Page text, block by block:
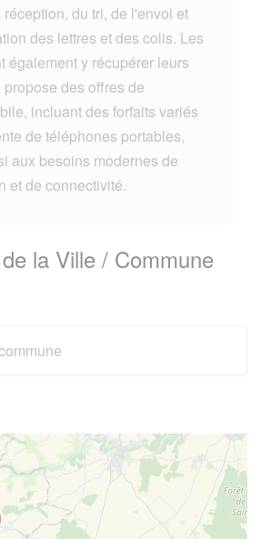
du tri, de l'envoi et
des lettres et des colis. Les
également y récupérer leurs
des offres de
incluant des forfaits variés
de téléphones portables,
aux besoins modernes de
et de connectivité.
la Ville / Commune